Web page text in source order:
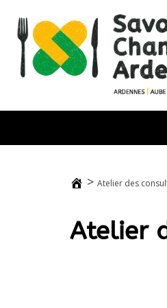
contenu
> Atelier des
Atelier